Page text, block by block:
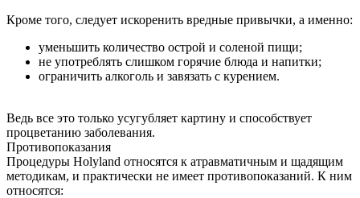
Кроме того, следует искоренить вредные привычки, а именно:
уменьшить количество острой и соленой пищи;
не употреблять слишком горячие блюда и напитки;
ограничить алкоголь и завязать с курением.
Ведь все это только усугубляет картину и способствует
процветанию заболевания.
Противопоказания
Процедуры Holyland относятся к атравматичным и щадящим
методикам, и практически не имеет противопоказаний. К ним
относятся: